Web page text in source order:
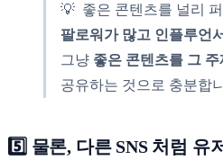
💡 좋은 콘텐츠를 널리
팔로워가 많고 인플루언
그냥 좋은 콘텐츠를 그 주
공유하는 것으로 충분합
5️⃣ 물론, 다른 SNS 처럼 유